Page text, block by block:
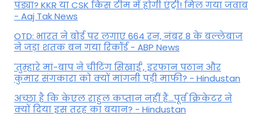
पंड्या? KKR या CSK किस टीम में होगी एंट्री! मिल गया जवाब
- Aaj Tak News
OTD: भारत ने बोर्ड पर लगाए 664 रन, नंबर 8 के बल्लेबाज
ने जड़ा शतक बन गया रिकॉर्ड - ABP News
'तुम्हारे मां-बाप ने चीटिंग सिखाई', इरफान पठान और
कुमार संगकारा को क्यों मांगनी पड़ी माफी? - Hindustan
अच्छा है कि केएल राहुल कप्तान नहीं हैं…पूर्व क्रिकेटर ने
क्यों दिया इस तरह का बयान? - Hindustan